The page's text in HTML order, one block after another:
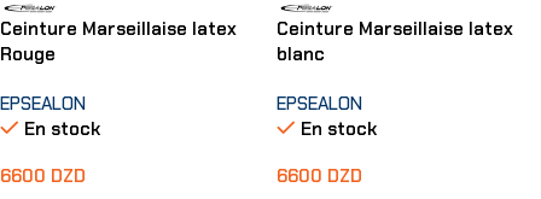
Ceinture Marseillaise latex
Rouge
EPSEALON
En stock
6600 DZD
Ceinture Marseillaise latex
blanc
EPSEALON
En stock
6600 DZD